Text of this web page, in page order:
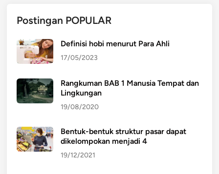
Postingan POPULAR
Definisi hobi menurut Para Ahli
17/05/2023
Rangkuman BAB 1 Manusia Tempat dan
Lingkungan
19/08/2020
Bentuk-bentuk struktur pasar dapat
dikelompokan menjadi 4
19/12/2021